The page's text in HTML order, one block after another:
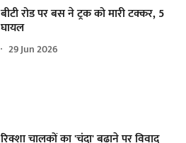
बीटी रोड पर बस ने ट्रक को मारी टक्कर, 5
घायल
29 Jun 2026
रिक्शा चालकों का 'चंदा' बढ़ाने पर विवाद